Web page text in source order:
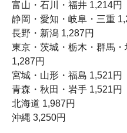
富山・石川・福井 1,214円
静岡・愛知・岐阜・三重
長野・新潟 1,287円
東京・茨城・栃木・群馬
1,287円
宮城・山形・福島 1,521円
青森・秋田・岩手 1,521円
北海道 1,987円
沖縄 3,250円